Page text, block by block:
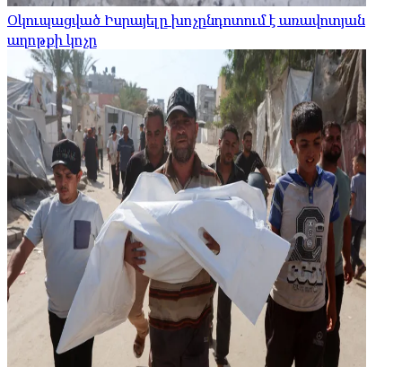
Օկուպացված Իսրայելը խոչընդոտում է առավոտյան
աղոթքի կոչը